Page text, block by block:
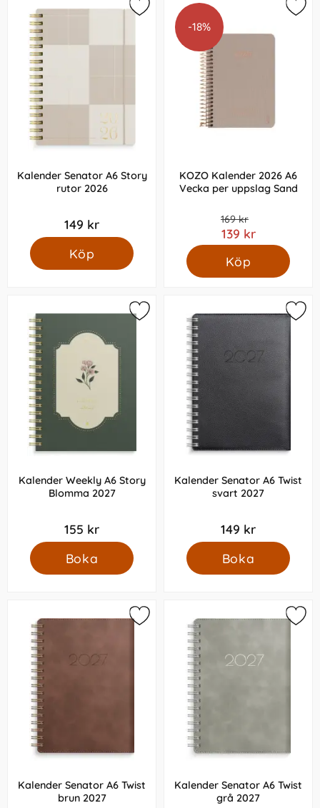
Kalender Senator A6 Story
rutor 2026
149 kr
Köp
-18%
KOZO Kalender 2026 A6
Vecka per uppslag Sand
169 kr
139 kr
Köp
Kalender Weekly A6 Story
Blomma 2027
155 kr
Boka
Kalender Senator A6 Twist
svart 2027
149 kr
Boka
Kalender Senator A6 Twist
brun 2027
Kalender Senator A6 Twist
grå 2027